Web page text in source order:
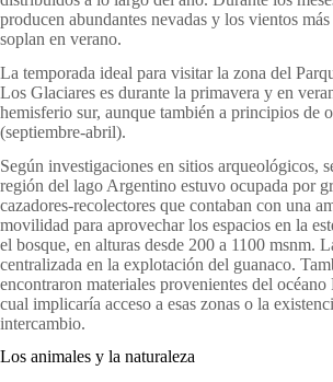
producen abundantes nevadas y los vientos
soplan en verano.
La temporada ideal para visitar la zona del
Los Glaciares es durante la primavera y en
hemisferio sur, aunque también a principios de
(septiembre-abril).
Según investigaciones en sitios arqueológicos,
región del lago Argentino estuvo ocupada por
cazadores-recolectores que contaban con una
movilidad para aprovechar los espacios en la
el bosque, en alturas desde 200 a 1100 msnm.
centralizada en la explotación del guanaco.
encontraron materiales provenientes del
cual implicaría acceso a esas zonas o la
intercambio.
Los animales y la naturaleza